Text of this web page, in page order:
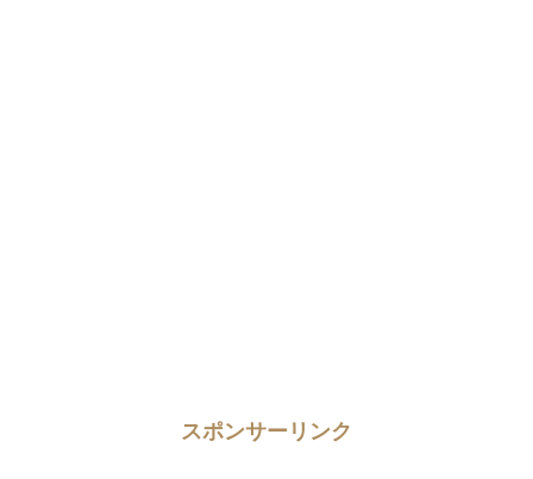
スポンサーリンク